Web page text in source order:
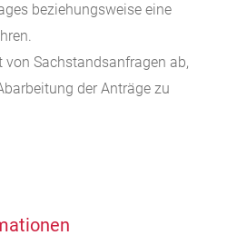
beziehungsweise eine
von Sachstandsanfragen ab,
der Anträge zu